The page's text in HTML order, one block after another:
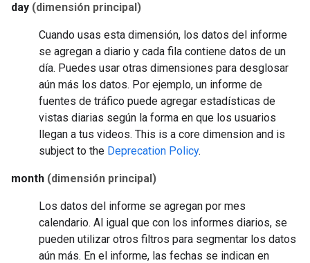
day (dimensión principal)
Cuando usas esta dimensión, los datos del informe
se agregan a diario y cada fila contiene datos de un
día. Puedes usar otras dimensiones para desglosar
aún más los datos. Por ejemplo, un informe de
fuentes de tráfico puede agregar estadísticas de
vistas diarias según la forma en que los usuarios
llegan a tus videos. This is a core dimension and is
subject to the Deprecation Policy.
month (dimensión principal)
Los datos del informe se agregan por mes
calendario. Al igual que con los informes diarios, se
pueden utilizar otros filtros para segmentar los datos
aún más. En el informe, las fechas se indican en